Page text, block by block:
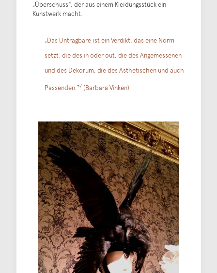
„Überschuss“, der aus einem Kleidungsstück ein
Kunstwerk macht.
„Das Untragbare ist ein Verdikt, das eine Norm
setzt: die des in oder out; die des Angemessenen
und des Dekorum; die des Ästhetischen und auch
Passenden.“7 (Barbara Vinken)